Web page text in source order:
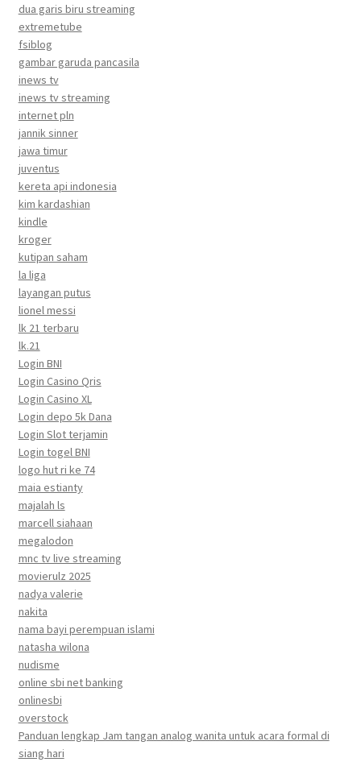
dua garis biru streaming
extremetube
fsiblog
gambar garuda pancasila
inews tv
inews tv streaming
internet pln
jannik sinner
jawa timur
juventus
kereta api indonesia
kim kardashian
kindle
kroger
kutipan saham
la liga
layangan putus
lionel messi
lk 21 terbaru
lk.21
Login BNI
Login Casino Qris
Login Casino XL
Login depo 5k Dana
Login Slot terjamin
Login togel BNI
logo hut ri ke 74
maia estianty
majalah ls
marcell siahaan
megalodon
mnc tv live streaming
movierulz 2025
nadya valerie
nakita
nama bayi perempuan islami
natasha wilona
nudisme
online sbi net banking
onlinesbi
overstock
Panduan lengkap Jam tangan analog wanita untuk acara formal di
siang hari